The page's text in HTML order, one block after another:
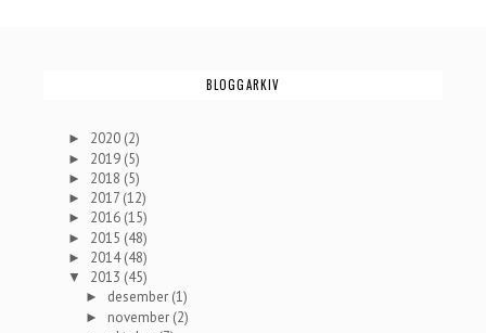
BLOGGARKIV
► 2020 (2)
► 2019 (5)
► 2018 (5)
► 2017 (12)
► 2016 (15)
► 2015 (48)
► 2014(48)
▼ 2013 (45)
► desember (1)
► november (2)